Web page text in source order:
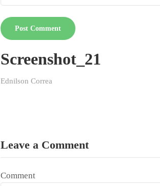
Screenshot_21
Ednilson Correa
Leave a Comment
Comment